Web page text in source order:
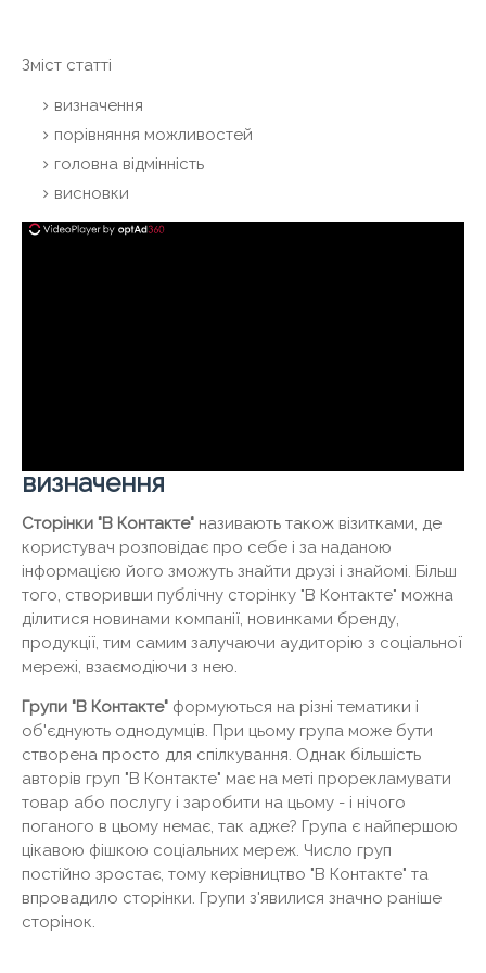
Зміст статті
визначення
порівняння можливостей
головна відмінність
висновки
визначення
Сторінки "В Контакте" називають також візитками, де
користувач розповідає про себе і за наданою
інформацією його зможуть знайти друзі і знайомі. Більш
того, створивши публічну сторінку "В Контакте" можна
ділитися новинами компанії, новинками бренду,
продукції, тим самим залучаючи аудиторію з соціальної
мережі, взаємодіючи з нею.
Групи "В Контакте" формуються на різні тематики і
об'єднують однодумців. При цьому група може бути
створена просто для спілкування. Однак більшість
авторів груп "В Контакте" має на меті прорекламувати
товар або послугу і заробити на цьому - і нічого
поганого в цьому немає, так адже? Група є найпершою
цікавою фішкою соціальних мереж. Число груп
постійно зростає, тому керівництво "В Контакте" та
впровадило сторінки. Групи з'явилися значно раніше
сторінок.